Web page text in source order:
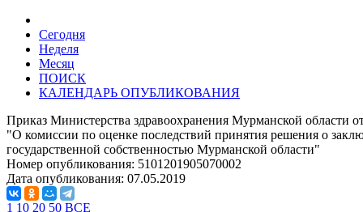
Сегодня
Неделя
Месяц
ПОИСК
КАЛЕНДАРЬ ОПУБЛИКОВАНИЯ
Приказ Министерства здравоохранения Мурманской области
"О комиссии по оценке последствий принятия решения о
государственной собственностью Мурманской области"
Номер опубликования: 5101201905070002
Дата опубликования: 07.05.2019
1 10 20 50 ВСЕ